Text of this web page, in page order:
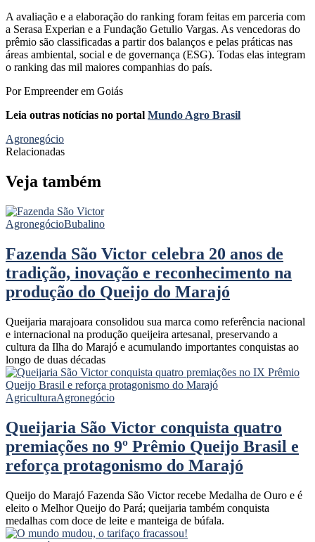
A avaliação e a elaboração do ranking foram feitas em parceria com
a Serasa Experian e a Fundação Getulio Vargas. As vencedoras do
prêmio são classificadas a partir dos balanços e pelas práticas nas
áreas ambiental, social e de governança (ESG). Todas elas integram
o ranking das mil maiores companhias do país.
Por Empreender em Goiás
Leia outras notícias no portal Mundo Agro Brasil
Agronegócio
Relacionadas
Veja também
AgronegócioBubalino
Fazenda São Victor celebra 20 anos de
tradição, inovação e reconhecimento na
produção do Queijo do Marajó
Queijaria marajoara consolidou sua marca como referência nacional
e internacional na produção queijeira artesanal, preservando a
cultura da Ilha do Marajó e acumulando importantes conquistas ao
longo de duas décadas
AgriculturaAgronegócio
Queijaria São Victor conquista quatro
premiações no 9º Prêmio Queijo Brasil e
reforça protagonismo do Marajó
Queijo do Marajó Fazenda São Victor recebe Medalha de Ouro e é
eleito o Melhor Queijo do Pará; queijaria também conquista
medalhas com doce de leite e manteiga de búfala.